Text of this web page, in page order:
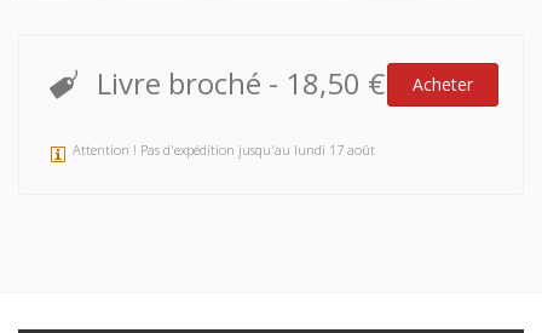
Livre broché - 18,50 € Acheter
Attention ! Pas d'expédition jusqu'au lundi 17 août